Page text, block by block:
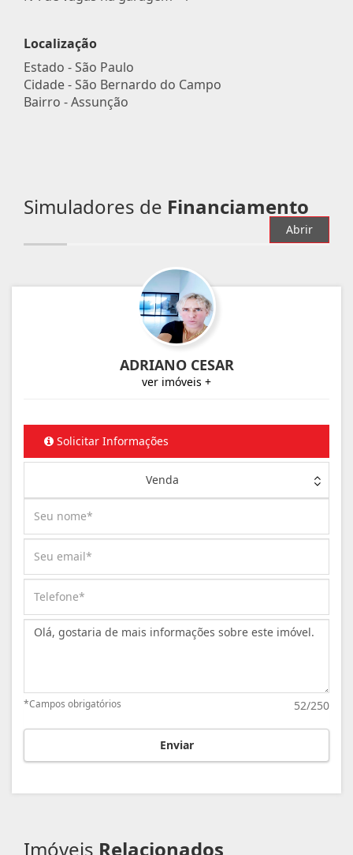
Localização
Estado -São Paulo
Cidade -São Bernardo do Campo
Bairro -Assunção
Simuladores de Financiamento
Abrir
ADRIANO CESAR
ver imóveis +
Solicitar Informações
Venda
Mensagem:
52/250
*Campos obrigatórios
Enviar
Imóveis Relacionados